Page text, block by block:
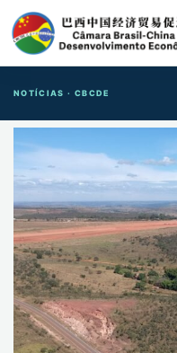
NOTÍCIAS · CBCDE